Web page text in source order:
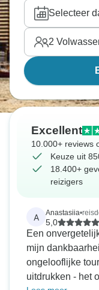
Verenigde
het gehele jaar
Selecteer
2
Excellent
10.000+ reviews
Keuze uit
18.400+
reizigers
A Anastasiia•
5,0
Een onvergetelijke
mijn
ongelooflijke
uitdrukken - het